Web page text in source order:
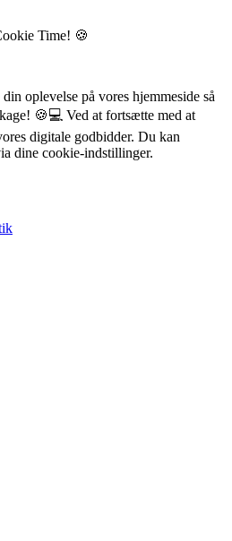
Time! 🍪
oplevelse på vores hjemmeside så
🍪💻 Ved at fortsætte med at
digitale godbidder. Du kan
dine cookie-indstillinger.